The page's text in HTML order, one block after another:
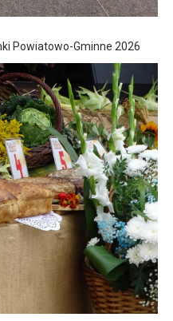
Powiatowo-Gminne 2026